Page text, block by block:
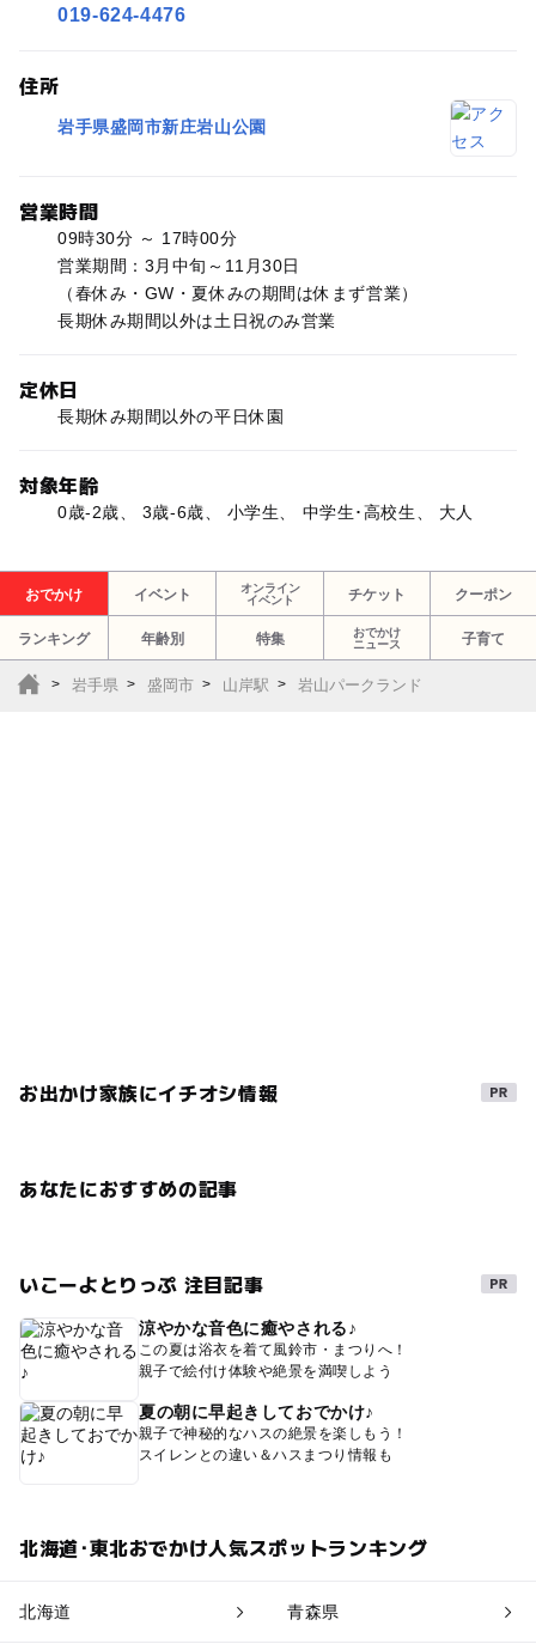
019-624-4476
住所
岩手県盛岡市新庄岩山公園
営業時間
09時30分 ～ 17時00分
営業期間：3月中旬～11月30日
（春休み・GW・夏休みの期間は休まず営業）
長期休み期間以外は土日祝のみ営業
定休日
長期休み期間以外の平日休園
対象年齢
0歳-2歳、 3歳-6歳、 小学生、 中学生･高校生、 大人
おでかけ イベント
オンライン
イベント
チケット クーポン
ランキング 年齢別 特集
おでかけ
ニュース
子育て
岩手県 盛岡市 山岸駅 岩山パークランド
お出かけ家族にイチオシ情報
あなたにおすすめの記事
いこーよとりっぷ 注目記事
涼やかな音色に癒やされる♪
この夏は浴衣を着て風鈴市・まつりへ！
親子で絵付け体験や絶景を満喫しよう
夏の朝に早起きしておでかけ♪
親子で神秘的なハスの絶景を楽しもう！
スイレンとの違い＆ハスまつり情報も
北海道･東北おでかけ人気スポットランキング
北海道 青森県